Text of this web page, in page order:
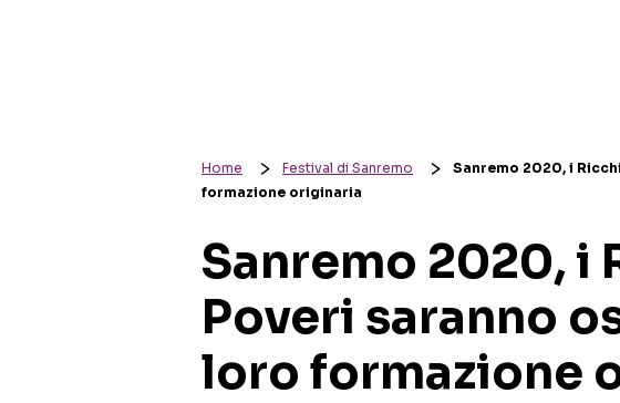
Home Festival di Sanremo
Sanremo 2020, i
formazione originaria
Sanremo 2020, i
Poveri saranno
loro formazione